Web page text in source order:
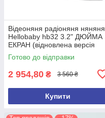
Відеоняня радіоняня няняня
Hellobaby hb32 3.2" ДЮЙМА
ЕКРАН (відновлена версія
2026 року)
Готово до відправки
2 954,80 ₴ 3 560 ₴
Купити